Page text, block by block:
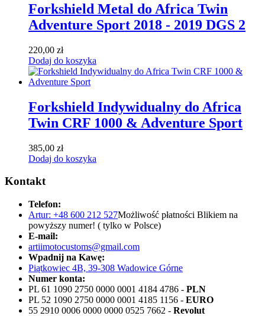
Forkshield Metal do Africa Twin
Adventure Sport 2018 - 2019 DGS 2
220,00 zł
Dodaj do koszyka
Forkshield Indywidualny do Africa
Twin CRF 1000 & Adventure Sport
385,00 zł
Dodaj do koszyka
Kontakt
Telefon:
Artur: +48 600 212 527Możliwość płatności Blikiem na
powyższy numer! ( tylko w Polsce)
E-mail:
artiimotocustoms@gmail.com
Wpadnij na Kawę:
Piątkowiec 4B, 39-308 Wadowice Górne
Numer konta:
PL 61 1090 2750 0000 0001 4184 4786 - PLN
PL 52 1090 2750 0000 0001 4185 1156 - EURO
55 2910 0006 0000 0000 0525 7662 - Revolut